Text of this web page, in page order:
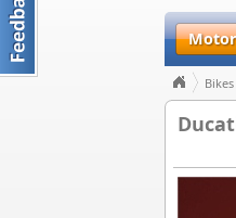
Bikes